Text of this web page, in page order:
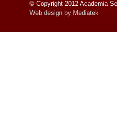
© Copyright 2012 Academia
Web design by Mediatek